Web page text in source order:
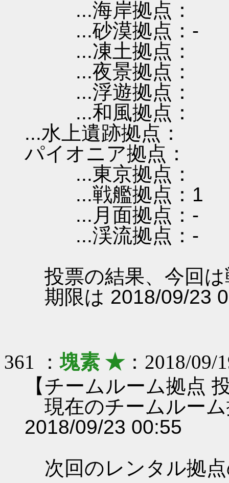
...海岸拠点：
...砂漠拠点：-
...凍土拠点：
...夜景拠点：
...浮遊拠点：
...和風拠点：
...水上遺跡拠点：
パイオニア拠点：
...東京拠点：
...戦艦拠点：1
...月面拠点：-
...渓流拠点：-
投票の結果、今回
期限は 2018/09/23
361 ：塊素 ★：2018/09/
【チームルーム拠点
現在のチームルー
2018/09/23 00:55
次回のレンタル拠